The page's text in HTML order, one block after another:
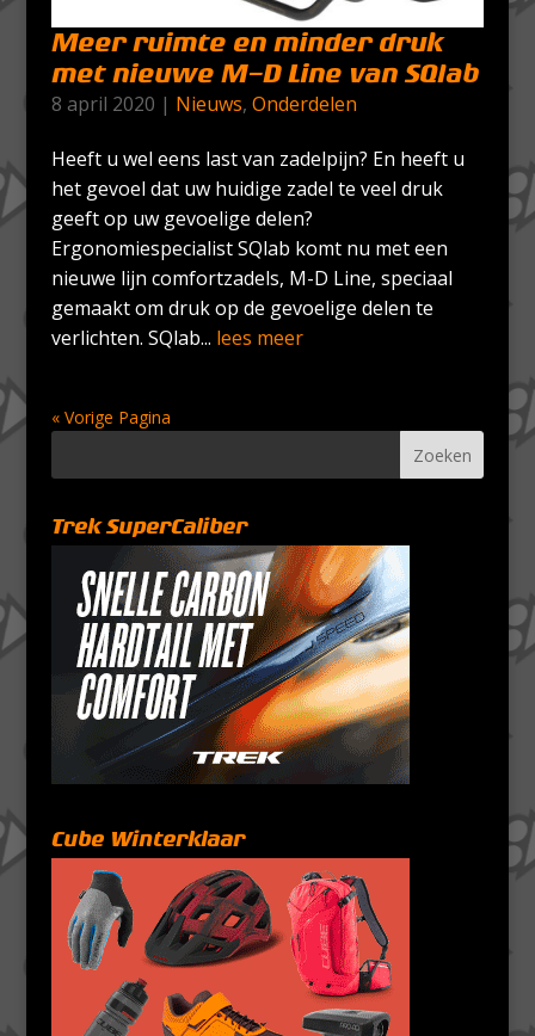
Meer ruimte en minder druk
met nieuwe M-D Line van SQlab
8 april 2020 | Nieuws, Onderdelen
Heeft u wel eens last van zadelpijn? En heeft u
het gevoel dat uw huidige zadel te veel druk
geeft op uw gevoelige delen?
Ergonomiespecialist SQlab komt nu met een
nieuwe lijn comfortzadels, M-D Line, speciaal
gemaakt om druk op de gevoelige delen te
verlichten. SQlab... lees meer
« Vorige Pagina
Trek SuperCaliber
Cube Winterklaar